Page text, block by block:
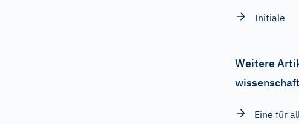
Initiale
Weitere
Eine für